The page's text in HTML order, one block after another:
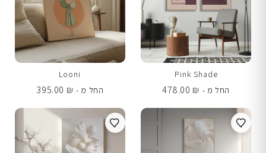
Pink Shade
החל מ -
478.00 ₪
Looni
החל מ -
395.00 ₪